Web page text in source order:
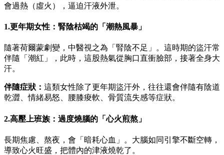
會過熱（虛火），逼迫汗液外泄。
1.更年期女性：腎陰枯竭的「潮熱風暴」
隨著荷爾蒙劇變，中醫視之為「腎陰不足」。這時期的盜汗常
伴隨「潮紅」，此時，這股熱氣從胸口直衝臉部，接著全身大
汗。
伴隨症狀： 這類女性除了更年期盜汗外，往往還會伴隨有陰道
乾澀、情緒易怒、腰膝痠軟、骨質流失感等症狀。
2.高壓上班族：過度燒腦的「心火煎熬」
長期焦慮、熬夜，會「暗耗心血」。大腦如同引擎不斷空轉，
導致心火旺盛，把體內的津液燒乾了。